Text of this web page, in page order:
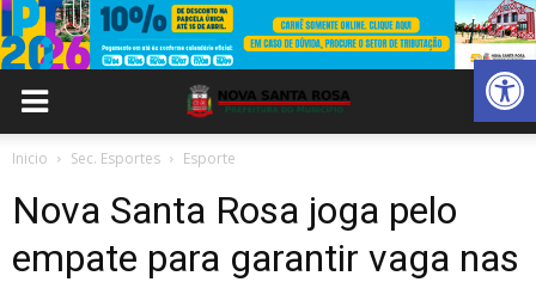
Abrir
Inicio Sec. Esportes Esporte
Nova Santa Rosa joga pelo
empate para garantir vaga nas